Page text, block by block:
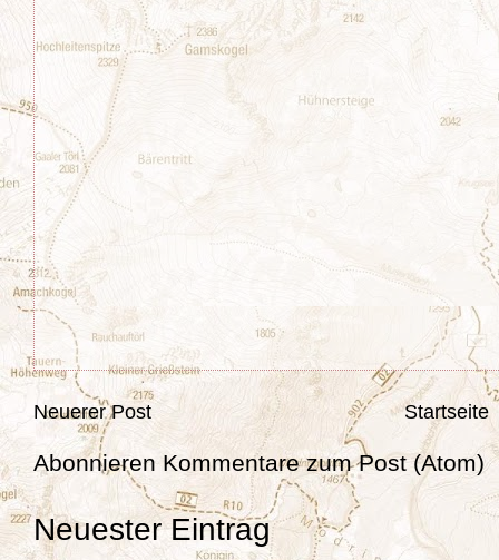
Neuerer Post Startseite
Abonnieren Kommentare zum Post (Atom)
Neuester Eintrag